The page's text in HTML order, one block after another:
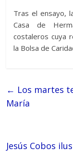
Tras el ensayo,
Casa de
costaleros cuya
la Bolsa de
← Los martes
María
Jesús Cobos